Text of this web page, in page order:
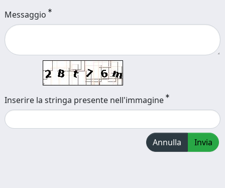
Messaggio
Inserire la stringa presente nell'immagine
Annulla Invia